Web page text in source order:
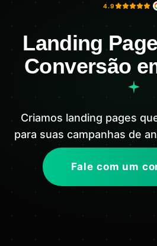
4.9
Landing
Conversão
Criamos landing pages
para suas campanhas de
Fale com um